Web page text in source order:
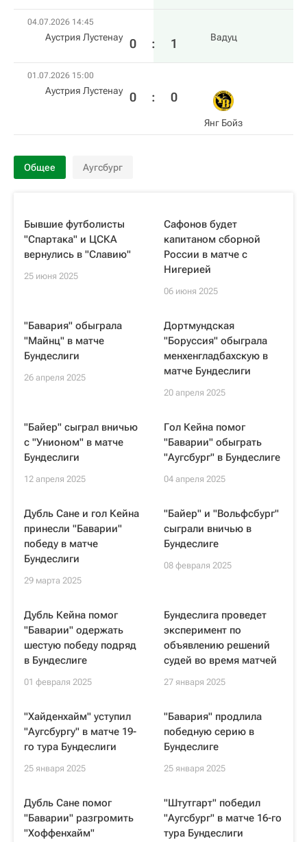
04.07.2026 14:45
Аустрия Лустенау 0 : 1 Вадуц
01.07.2026 15:00
Аустрия Лустенау 0 : 0
Янг Бойз
Общее Аугсбург
Бывшие футболисты
"Спартака" и ЦСКА
вернулись в "Славию"
25 июня 2025
Сафонов будет
капитаном сборной
России в матче с
Нигерией
06 июня 2025
"Бавария" обыграла
"Майнц" в матче
Бундеслиги
26 апреля 2025
Дортмундская
"Боруссия" обыграла
менхенгладбахскую в
матче Бундеслиги
20 апреля 2025
"Байер" сыграл вничью
с "Унионом" в матче
Бундеслиги
12 апреля 2025
Гол Кейна помог
"Баварии" обыграть
"Аугсбург" в Бундеслиге
04 апреля 2025
Дубль Сане и гол Кейна
принесли "Баварии"
победу в матче
Бундеслиги
29 марта 2025
"Байер" и "Вольфсбург"
сыграли вничью в
Бундеслиге
08 февраля 2025
Дубль Кейна помог
"Баварии" одержать
шестую победу подряд
в Бундеслиге
01 февраля 2025
Бундеслига проведет
эксперимент по
объявлению решений
судей во время матчей
27 января 2025
"Хайденхайм" уступил
"Аугсбургу" в матче 19-
го тура Бундеслиги
25 января 2025
"Бавария" продлила
победную серию в
Бундеслиге
25 января 2025
Дубль Сане помог
"Баварии" разгромить
"Хоффенхайм"
"Штутгарт" победил
"Аугсбург" в матче 16-го
тура Бундеслиги